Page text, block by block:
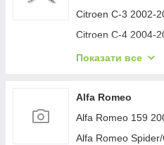
Citroen C-3 2002-
Citroen C-4 2004-
Citroen C-1 2005-
Citroen C-4 Picasso
Citroen Nemo
Citroen Berlingo
Показати все
Alfa Romeo
Alfa Romeo 159
Alfa Romeo